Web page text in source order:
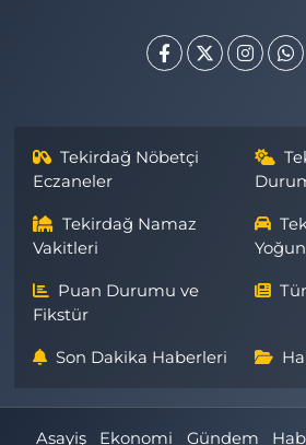
Tekirdağ Nöbetçi
Eczaneler
Tekirdağ Namaz
Vakitleri
Puan Durumu ve
Fikstür
Son Dakika Haberleri
Asayiş Ekonomi Gündem